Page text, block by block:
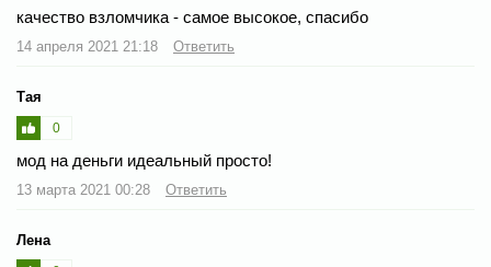
качество взломчика - самое высокое, спасибо
14 апреля 2021 21:18 Ответить
Тая
0
мод на деньги идеальный просто!
13 марта 2021 00:28 Ответить
Лена